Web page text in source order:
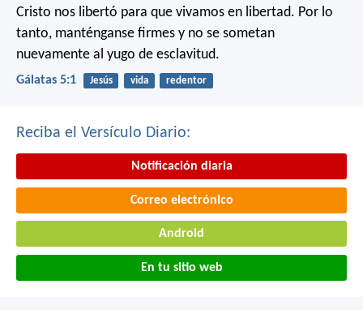
Cristo nos libertó para que vivamos en libertad. Por lo
tanto, manténganse firmes y no se sometan
nuevamente al yugo de esclavitud.
Gálatas 5:1 Jesús vida redentor
Reciba el Versículo Diario:
Notificación diaria
Correo electrónico
Android
En tu sitio web